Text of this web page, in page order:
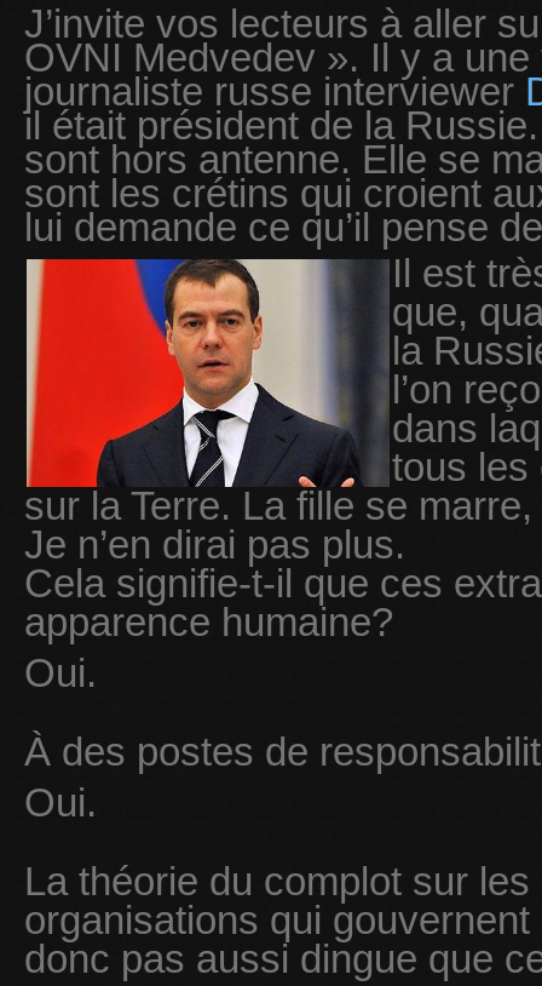
J’invite vos lecteurs à aller
OVNI Medvedev ». Il y a une
journaliste russe interviewer
il était président de la
sont hors antenne. Elle se
sont les crétins qui croient
lui demande ce qu’il pense
Il est
que,
la
l’on
dans
tous les
sur la Terre. La fille se
Je n’en dirai pas plus.
Cela signifie-t-il que ces
apparence humaine?
Oui.
À des postes de
Oui.
La théorie du complot sur
organisations qui
donc pas aussi dingue que